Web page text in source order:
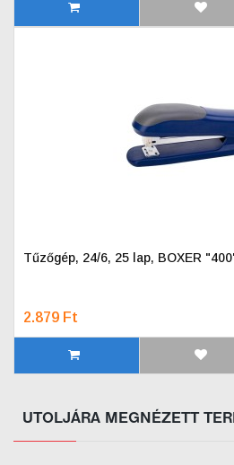
Tűzőgép, 24/6, 25 lap, BOXER
2.879 Ft
UTOLJÁRA MEGNÉZETT